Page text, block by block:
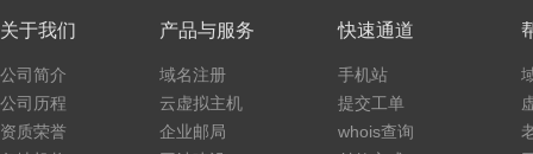
.homes .makeup
.motorcycles .quest
.skin .tickets
关于我们
公司简介
公司历程
资质荣誉
产品与服务
域名注册
云虚拟主机
企业邮局
快速通道
手机站
提交工单
whois查询